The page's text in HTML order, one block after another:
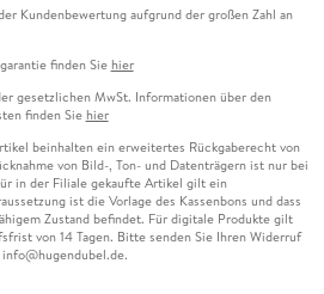
Kundenbewertung aufgrund der großen Zahl an
finden Sie hier
gesetzlichen MwSt. Informationen über den
finden Sie hier
beinhalten ein erweitertes Rückgaberecht von
von Bild-, Ton- und Datenträgern ist nur bei
in der Filiale gekaufte Artikel gilt ein
ist die Vorlage des Kassenbons und dass
Zustand befindet. Für digitale Produkte gilt
von 14 Tagen. Bitte senden Sie Ihren Widerruf